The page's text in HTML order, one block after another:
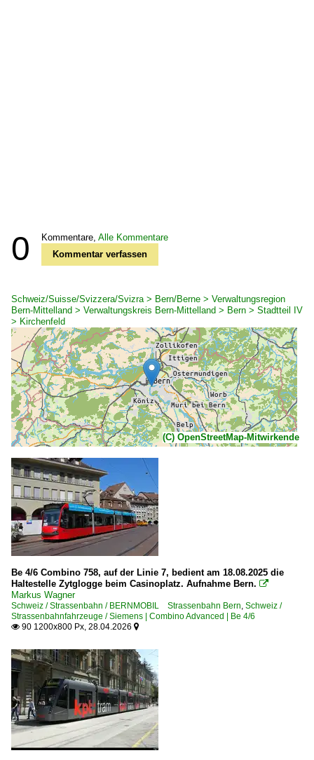
0 Kommentare, Alle Kommentare
Kommentar verfassen
Schweiz/Suisse/Svizzera/Svizra > Bern/Berne > Verwaltungsregion
Bern-Mittelland > Verwaltungskreis Bern-Mittelland > Bern > Stadtteil IV
> Kirchenfeld
(C) OpenStreetMap-Mitwirkende
Be 4/6 Combino 758, auf der Linie 7, bedient am 18.08.2025 die
Haltestelle Zytglogge beim Casinoplatz. Aufnahme Bern. 
Markus Wagner
Schweiz / Strassenbahn / BERNMOBIL Strassenbahn Bern, Schweiz /
Strassenbahnfahrzeuge / Siemens | Combino Advanced | Be 4/6
 90 1200x800 Px, 28.04.2026 